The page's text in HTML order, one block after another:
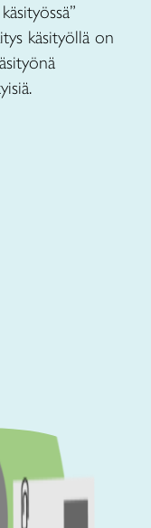
käsityöllä on